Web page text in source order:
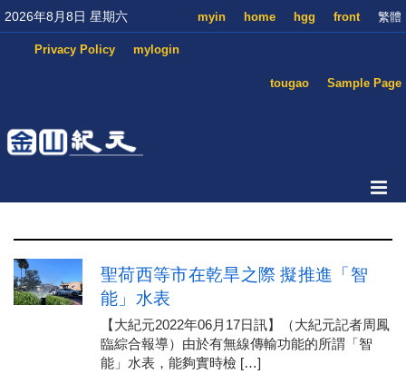
2026年8月8日 星期六 繁體
front
hgg
home
myin
mylogin
Privacy Policy
Sample Page
tougao
聖荷西等市在乾旱之際 擬推進「智
能」水表
【大紀元2022年06月17日訊】（大紀元記者周鳳
臨綜合報導）由於有無線傳輸功能的所謂「智
能」水表，能夠實時檢 […]